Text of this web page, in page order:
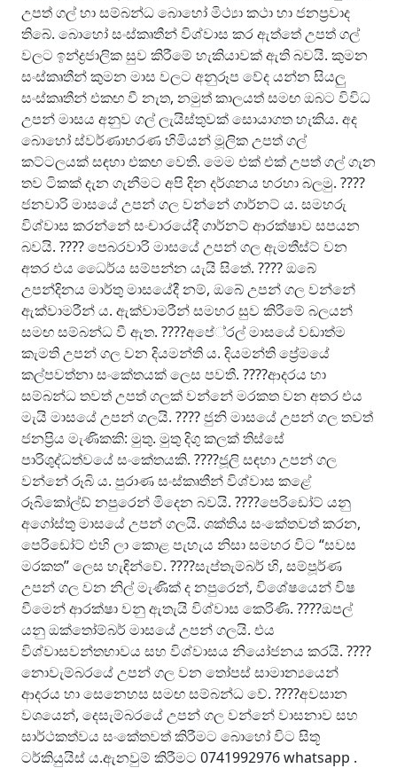
උපත් ගල් හා සම්බන්ධ බොහෝ මිථ්‍යා කථා හා ජනප්‍රවාද
තිබේ. බොහෝ සංස්කෘතීන් විශ්වාස කර ඇත්තේ උපත් ගල්
වලට ඉන්ද්‍රජාලික සුව කිරීමේ හැකියාවක් ඇති බවයි. කුමන
සංස්කෘතීන් කුමන මාස වලට අනුරූප වේද යන්න සියලු
සංස්කෘතීන් එකඟ වී නැත, නමුත් කාලයත් සමඟ ඔබට විවිධ
උපන් මාසය අනුව ගල් ලැයිස්තුවක් සොයාගත හැකිය. අද
බොහෝ ස්වර්ණාභරණ හිමියන් මූලික උපත් ගල්
කට්ටලයක් සඳහා එකඟ වෙති. මෙම එක් එක් උපත් ගල් ගැන
තව ටිකක් දැන ගැනීමට අපි දින දර්ශනය හරහා බලමු. ????
ජනවාරි මාසයේ උපන් ගල වන්නේ ගාර්නට් ය. සමහරු
විශ්වාස කරන්නේ සංචාරයේදී ගාර්නට් ආරක්ෂාව සපයන
බවයි. ???? පෙබරවාරි මාසයේ උපන් ගල ඇමතීස්ට් වන
අතර එය ධෛර්ය සම්පන්න යැයි සිතේ. ???? ඔබේ
උපන්දිනය මාර්තු මාසයේදී නම්, ඔබේ උපන් ගල වන්නේ
ඇක්වාමරීන් ය. ඇක්වාමරීන් සමහර සුව කිරීමේ බලයන්
සමඟ සම්බන්ධ වී ඇත. ????අපේ‍්‍රල් මාසයේ වඩාත්ම
කැමති උපන් ගල වන දියමන්ති ය. දියමන්ති ප්‍රේමයේ
කල්පවත්නා සංකේතයක් ලෙස පවතී. ????ආදරය හා
සම්බන්ධ තවත් උපත් ගලක් වන්නේ මරකත වන අතර එය
මැයි මාසයේ උපන් ගලයි. ???? ජුනි මාසයේ උපන් ගල තවත්
ජනප්‍රිය මැණිකකි: මුතු. මුතු දිගු කලක් තිස්සේ
පාරිශුද්ධත්වයේ සංකේතයකි. ????ජූලි සඳහා උපන් ගල
වන්නේ රූබි ය. පුරාණ සංස්කෘතීන් විශ්වාස කළේ
රූබිකෝල්ඩ් නපුරෙන් මිදෙන බවයි. ????පෙරිඩෝට් යනු
අගෝස්තු මාසයේ උපන් ගලයි. ශක්තිය සංකේතවත් කරන,
පෙරිඩෝට් එහි ලා කොළ පැහැය නිසා සමහර විට “සවස
මරකත” ලෙස හැඳින්වේ. ????සැප්තැම්බර් හි, සම්පූර්ණ
උපන් ගල වන නිල් මැණික් ද නපුරෙන්, විශේෂයෙන් විෂ
වීමෙන් ආරක්ෂා වනු ඇතැයි විශ්වාස කෙරිණි. ????ඔපල්
යනු ඔක්තෝම්බර් මාසයේ උපන් ගලයි. එය
විශ්වාසවන්තභාවය සහ විශ්වාසය නියෝජනය කරයි. ????
නොවැම්බරයේ උපන් ගල වන තෝපස් සාමාන්‍යයෙන්
ආදරය හා සෙනෙහස සමඟ සම්බන්ධ වේ. ????අවසාන
වශයෙන්, දෙසැම්බරයේ උපන් ගල වන්නේ වාසනාව සහ
සාර්ථකත්වය සංකේතවත් කිරීමට බොහෝ විට සිතූ
ටර්කියුයිස් ය.ඇනවුම් කිරීමට 0741992976 whatsapp .